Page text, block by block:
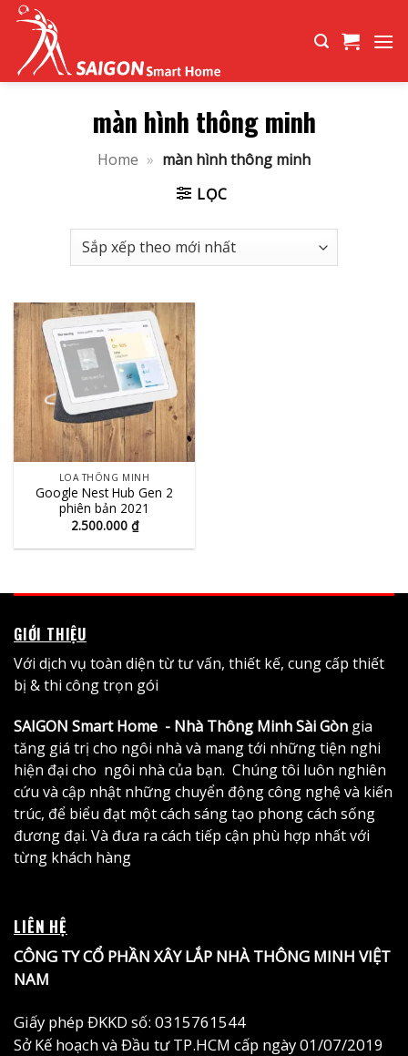
dung
màn hình thông minh
Home » màn hình thông minh
LỌC
LOA THÔNG MINH
Google Nest Hub Gen 2
phiên bản 2021
2.500.000 ₫
GIỚI THIỆU
Với dịch vụ toàn diện từ tư vấn, thiết kế, cung cấp thiết
bị & thi công trọn gói
SAIGON Smart Home - Nhà Thông Minh Sài Gòn gia
tăng giá trị cho ngôi nhà và mang tới những tiện nghi
hiện đại cho ngôi nhà của bạn. Chúng tôi luôn nghiên
cứu và cập nhật những chuyển động công nghệ và kiến
trúc, để biểu đạt một cách sáng tạo phong cách sống
đương đại. Và đưa ra cách tiếp cận phù hợp nhất với
từng khách hàng
LIÊN HỆ
CÔNG TY CỔ PHẦN XÂY LẮP NHÀ THÔNG MINH VIỆT
NAM
Giấy phép ĐKKD số: 0315761544
Sở Kế hoạch và Đầu tư TP.HCM cấp ngày 01/07/2019